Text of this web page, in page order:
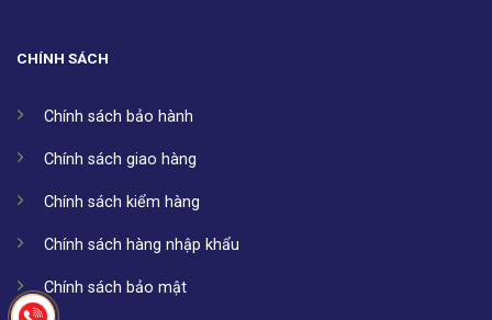
CHÍNH SÁCH
Chính sách bảo hành
Chính sách giao hàng
Chính sách kiểm hàng
Chính sách hàng nhập khẩu
Chính sách bảo mật